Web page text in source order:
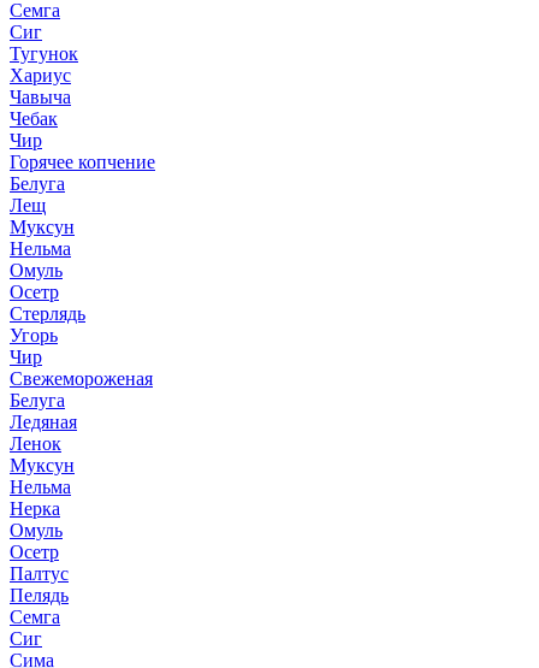
Семга
Сиг
Тугунок
Хариус
Чавыча
Чебак
Чир
Горячее копчение
Белуга
Лещ
Муксун
Нельма
Омуль
Осетр
Стерлядь
Угорь
Чир
Свежемороженая
Белуга
Ледяная
Ленок
Муксун
Нельма
Нерка
Омуль
Осетр
Палтус
Пелядь
Семга
Сиг
Сима